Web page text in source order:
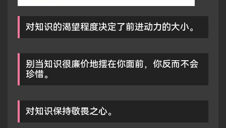
对知识的渴望程度决定了前进动力的大小。
别当知识很廉价地摆在你面前，你反而不会
珍惜。
对知识保持敬畏之心。